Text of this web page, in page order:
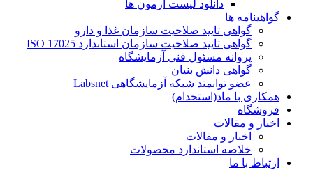
دانلود لیست آزمون ها
گواهینامه ها
گواهی تایید صلاحیت سازمان غذا و دارو
گواهی تایید صلاحیت سازمان استاندارد ISO 17025
پروانه مسئول فنی آزمایشگاه
گواهی دانش بنیان
عضو توانمند شبکه آزمایشگاهی Labsnet
همکاری با ماد(استخدام)
فروشگاه
اخبار و مقالات
اخبار و مقالات
خلاصه استاندارد محصولات
ارتباط با ما